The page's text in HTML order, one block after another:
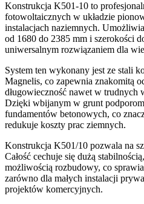
Konstrukcja K501-10 to
fotowoltaicznych w układzie
instalacjach naziemnych.
od 1680 do 2385 mm i szerokości
uniwersalnym rozwiązaniem dla
System ten wykonany jest ze stali
Magnelis, co zapewnia znakomitą
długowieczność nawet w trudnych
Dzięki wbijanym w grunt
fundamentów betonowych, co
redukuje koszty prac ziemnych.
Konstrukcja K501/10 pozwala na
Całość cechuje się dużą
możliwością rozbudowy, co
zarówno dla małych instalacji
projektów komercyjnych.